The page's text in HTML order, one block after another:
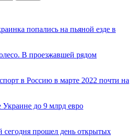
попались на пьяной езде в
В проезжавшей рядом
в Россию в марте 2022 почти на
до 9 млрд евро
сегодня прошел день открытых